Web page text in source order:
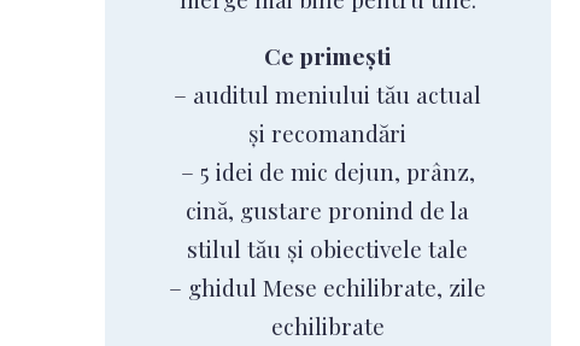
Ce primești
– auditul meniului tău actual
și recomandări
– 5 idei de mic dejun, prânz,
cină, gustare pronind de la
stilul tău și obiectivele tale
– ghidul Mese echilibrate, zile
echilibrate